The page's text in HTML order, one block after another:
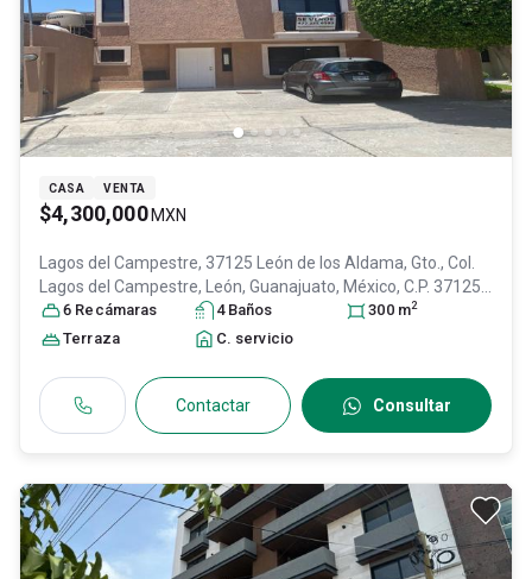
CASA VENTA
$4,300,000 MXN
Lagos del Campestre, 37125 León de los Aldama, Gto., Col.
Lagos del Campestre,
León, Guanajuato, México, C.P. 37125
ID:30821816
6 Recámaras 4 Baños 300 m2
Terraza C. servicio
Contactar Consultar